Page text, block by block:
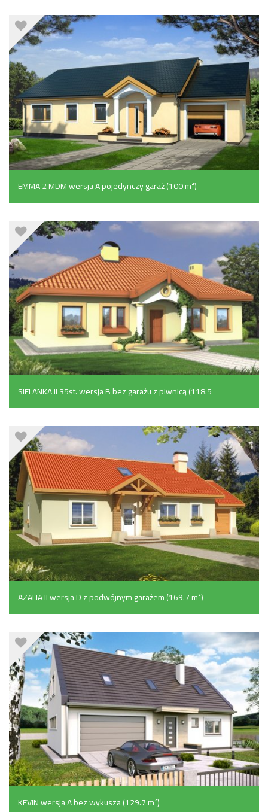
EMMA 2 MDM wersja A pojedynczy garaż (100 m²)
SIELANKA II 35st. wersja B bez garażu z piwnicą (118.5
m²)
AZALIA II wersja D z podwójnym garażem (169.7 m²)
KEVIN wersja A bez wykusza (129.7 m²)